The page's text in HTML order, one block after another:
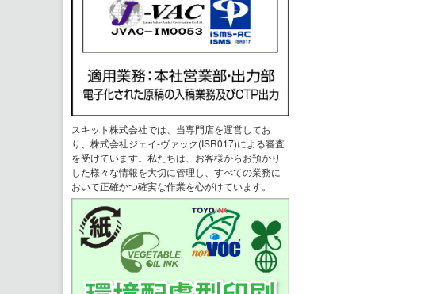
スキット株式会社では、当専門店を運営してお
り、株式会社ジェイ-ヴァック(ISR017)による審査
を受けています。私たちは、お客様からお預かり
した様々な情報を大切に管理し、すべての業務に
おいて正確かつ確実な作業を心がけています。